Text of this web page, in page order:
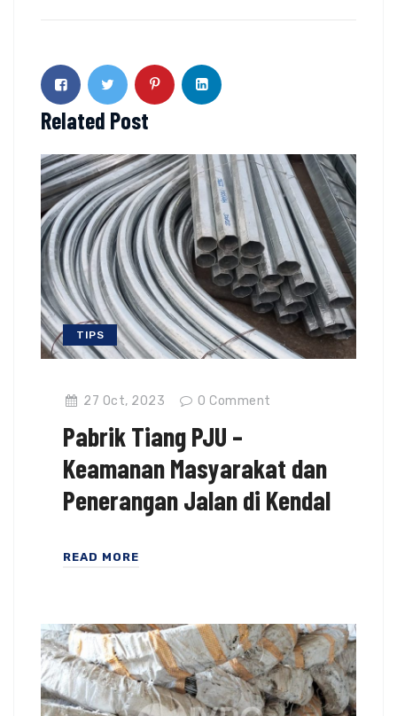
Related Post
TIPS
27 Oct, 2023 0 Comment
Pabrik Tiang PJU –
Keamanan Masyarakat dan
Penerangan Jalan di Kendal
READ MORE